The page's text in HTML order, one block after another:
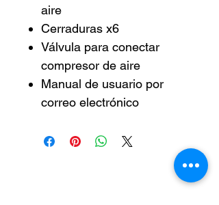
aire
Cerraduras x6
Válvula para conectar
compresor de aire
Manual de usuario por
correo electrónico